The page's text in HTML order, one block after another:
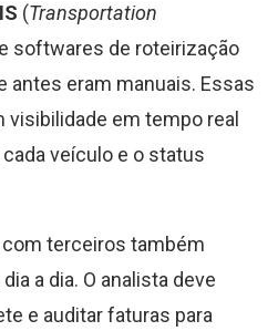
(Transportation
softwares de roteirização
antes eram manuais. Essas
em tempo real
veículo e o status
terceiros também
a dia. O analista deve
e auditar faturas para